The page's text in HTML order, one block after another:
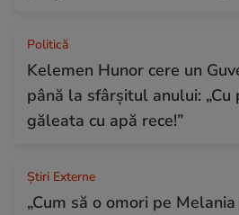
Politică
Kelemen Hunor cere un
până la sfârșitul anului: „Cu
găleata cu apă rece!”
Știri Externe
„Cum să o omori pe